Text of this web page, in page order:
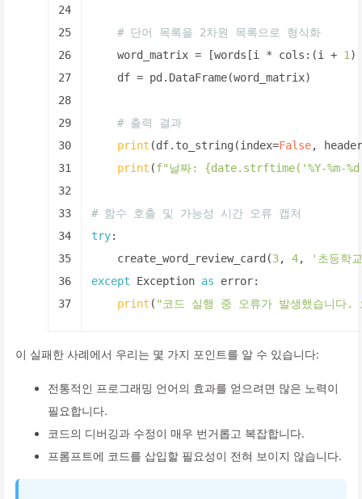
24
25
26
27
28
29
30
31
32
33
34
35
36
37
# 단어 목록을 2차원 목록으로 형식화
    word_matrix = [words[i * cols:(i +
1 )
    df = pd.DataFrame(word_matrix)
# 출력 결과
print (df.to_string(index=False,
print (f"날짜: {date.strftime( '%Y-%m-
# 함수 호출 및 가능성 시간 오류 캡처
try:
    create_word_review_card(
3, 4,
'초등학
except Exception as error:
print ( "코드 실행 중 오류가 발생했습니다.
이 실패한 사례에서 우리는 몇 가지 포인트를 알 수 있습니다:
전통적인 프로그래밍 언어의 효과를 얻으려면 많은 노력이
필요합니다.
코드의 디버깅과 수정이 매우 번거롭고 복잡합니다.
프롬프트에 코드를 삽입할 필요성이 전혀 보이지 않습니다.